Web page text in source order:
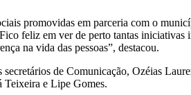
promovidas em parceria com o
feliz em ver de perto tantas
na vida das pessoas”, destacou.
de Comunicação, Ozéias
Teixeira e Lipe Gomes.